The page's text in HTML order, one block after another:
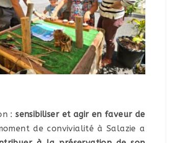
:sensibiliser et agir en faveur de
de convivialité à Salazie a